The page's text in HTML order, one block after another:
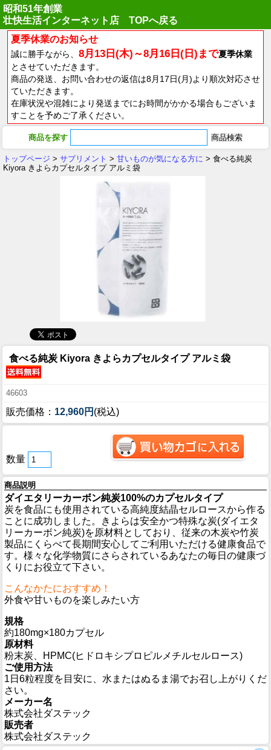
昭和51年創業
壮快生活インターネット店 TOPへ戻る
夏季休業のお知らせ
誠に勝手ながら、 8月13日(木)～8月16日(日)まで夏季休業
とさせていただきます。
商品の発送、お問い合わせの返信は8月17日(月)より順次対応させ
ていただきます。
在庫状況や混雑により発送までにお時間がかかる場合もございま
すことを予めご了承ください。
商品を探す
トップページ > サプリメント > 甘いものが気になる方に > 食べる純炭
Kiyora きよらカプセルタイプ アルミ袋
食べる純炭 Kiyora きよらカプセルタイプ アルミ袋
46603
販売価格： 12,960円 (税込)
数量
商品説明
ダイエタリーカーボン純炭100%のカプセルタイプ
炭を食品にも使用されている高純度結晶セルロースから作る
ことに成功しました。きよらは安全かつ特殊な炭(ダイエタ
リーカーボン純炭)を原材料としており、従来の木炭や竹炭
製品にくらべて長期間安心してご利用いただける健康食品で
す。様々な化学物質にさらされているあなたの毎日の健康づ
くりにお役立て下さい。
こんなかたにおすすめ！
外食や甘いものを楽しみたい方
規格
約180mg×180カプセル
原材料
粉末炭、HPMC(ヒドロキシプロピルメチルセルロース)
ご使用方法
1日6粒程度を目安に、水またはぬるま湯でお召し上がりくだ
さい。
メーカー名
株式会社ダステック
販売者
株式会社ダステック